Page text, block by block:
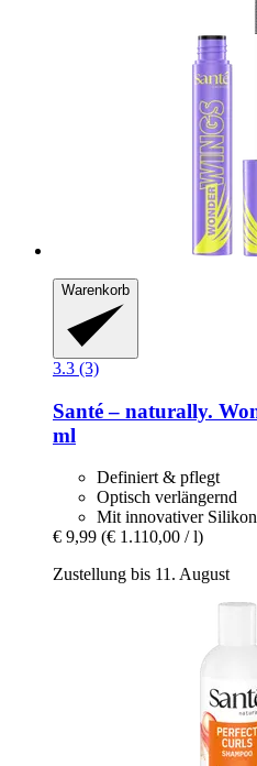
Warenkorb
3.3 (3)
Santé – naturally.
ml
Definiert & pflegt
Optisch verlängernd
Mit innovativer
€ 9,99 (€ 1.110,00 / l)
Zustellung bis 11. August